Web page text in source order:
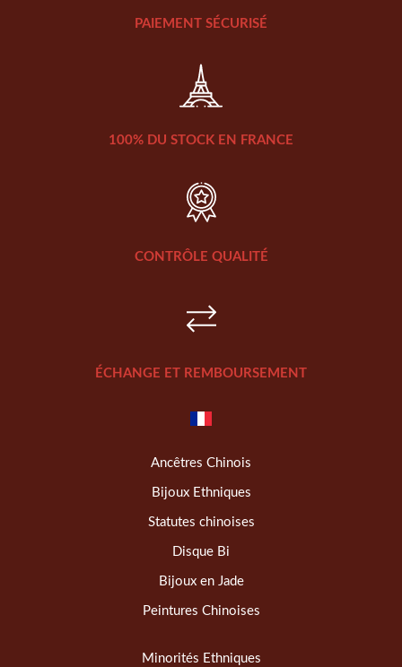
PAIEMENT SÉCURISÉ
100% DU STOCK EN FRANCE
CONTRÔLE QUALITÉ
ÉCHANGE ET REMBOURSEMENT
Ancêtres Chinois
Bijoux Ethniques
Statutes chinoises
Disque Bi
Bijoux en Jade
Peintures Chinoises
Minorités Ethniques